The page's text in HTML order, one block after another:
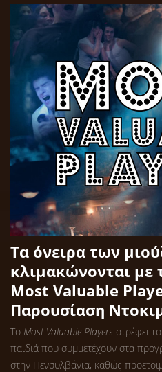
Τα όνειρα των
κλιμακώνονται με
Most Valuable
Παρουσίαση
Το Most Valuable Players στρέφει
παιδιά που συμμετέχουν στα
στην Πενσυλβάνια, καθώς